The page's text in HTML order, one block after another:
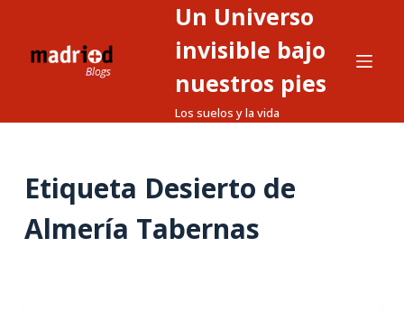
o
Un Universo
invisible bajo
nuestros pies
Los suelos y la vida
Etiqueta Desierto de
Almería Tabernas